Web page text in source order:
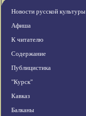
Новости русской культуры
Афиша
К читателю
Содержание
Публицистика
"Курск"
Кавказ
Балканы